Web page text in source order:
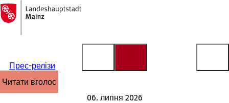
Перейти до змісту
На
головну
сторінку
Прес-релізи
читати вголос
06. липня 2026